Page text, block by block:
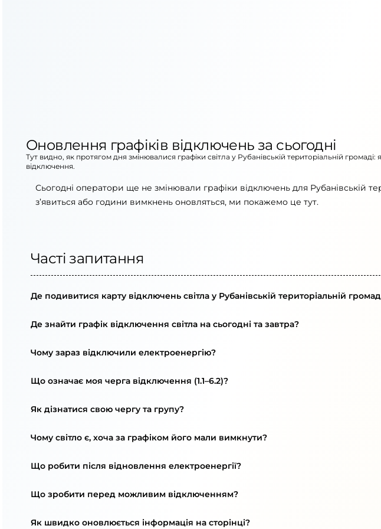
Оновлення графіків відключень за сьогодні
Тут видно, як протягом дня змінювалися графіки світла у Рубанівській територіальній
відключення.
Сьогодні оператори ще не змінювали графіки відключень для Рубанівській
з’явиться або години вимкнень оновляться, ми покажемо це тут.
Часті запитання
Де подивитися карту відключень світла у Рубанівській територіальній
Де знайти графік відключення світла на сьогодні та завтра?
Чому зараз відключили електроенергію?
Що означає моя черга відключення (1.1–6.2)?
Як дізнатися свою чергу та групу?
Чому світло є, хоча за графіком його мали вимкнути?
Що робити після відновлення електроенергії?
Що зробити перед можливим відключенням?
Як швидко оновлюється інформація на сторінці?